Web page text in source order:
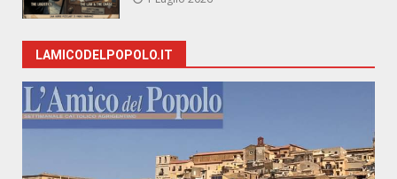
LAMICODELPOPOLO.IT